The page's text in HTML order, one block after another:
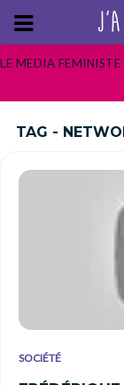
LE MEDIA FEMINISTE
TAG -
SOCIÉTÉ